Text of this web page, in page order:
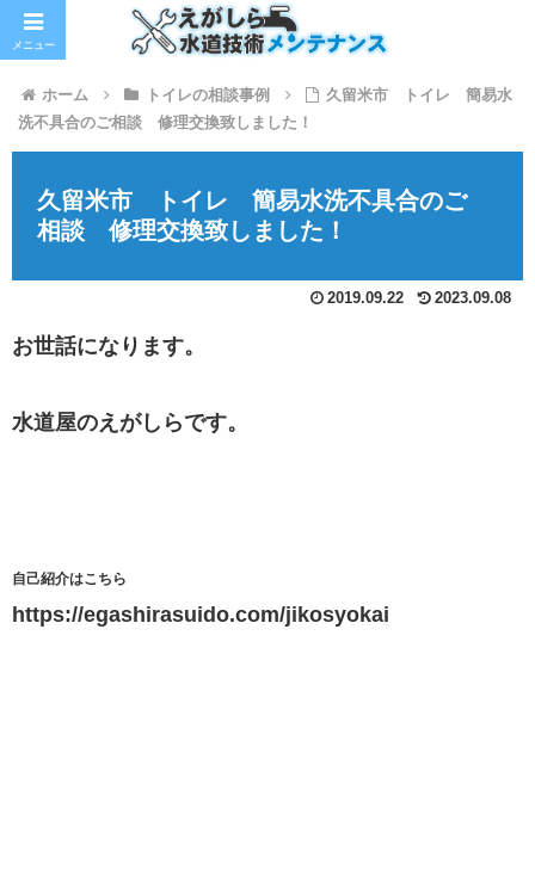
ホーム トイレの相談事例
久留米市 トイレ 簡易水
洗不具合のご相談 修理交換致しました！
久留米市 トイレ 簡易水洗不具合のご
相談 修理交換致しました！
2019.09.22 2023.09.08
お世話になります。
水道屋のえがしらです。
自己紹介はこちら
https://egashirasuido.com/jikosyokai
メニュー